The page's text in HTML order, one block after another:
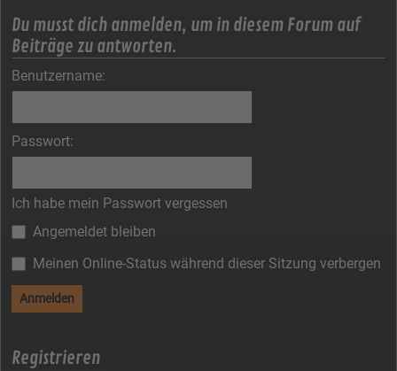
Du musst dich anmelden, um in diesem Forum auf
Beiträge zu antworten.
Benutzername:
Passwort:
Ich habe mein Passwort vergessen
Angemeldet bleiben
Meinen Online-Status während dieser Sitzung verbergen
Registrieren